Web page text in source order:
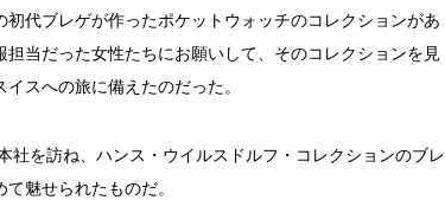
代ブレゲが作ったポケットウォッチのコレクションがあ
当だった女性たちにお願いして、そのコレクションを見
スへの旅に備えたのだった。
社を訪ね、ハンス・ウイルスドルフ・コレクションのブレ
魅せられたものだ。